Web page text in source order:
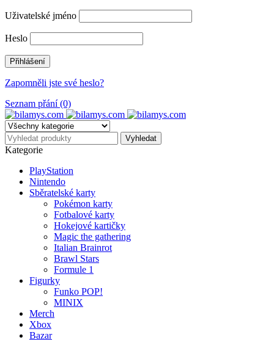
Uživatelské jméno
Heslo
Zapomněli jste své heslo?
Seznam přání (0)
Kategorie
PlayStation
Nintendo
Sběratelské karty
Pokémon karty
Fotbalové karty
Hokejové kartičky
Magic the gathering
Italian Brainrot
Brawl Stars
Formule 1
Figurky
Funko POP!
MINIX
Merch
Xbox
Bazar